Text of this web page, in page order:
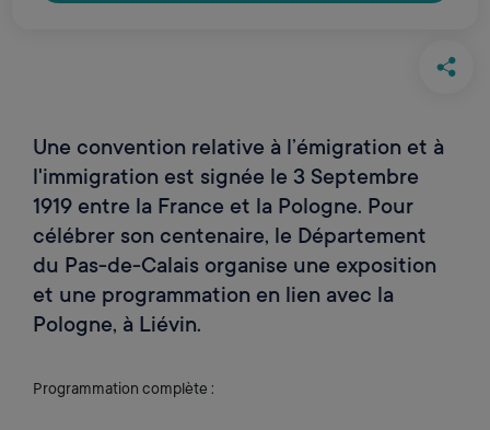
Une convention relative à l’émigration et à
l'immigration est signée le 3 Septembre
1919 entre la France et la Pologne. Pour
célébrer son centenaire, le Département
du Pas-de-Calais organise une exposition
et une programmation en lien avec la
Pologne, à Liévin.
Programmation complète :